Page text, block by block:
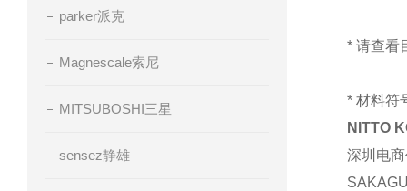
parker派克
Magnescale索尼
MITSUBOSHI三星
sensez静雄
* 请查看
* 材料符
NITTO
深圳电